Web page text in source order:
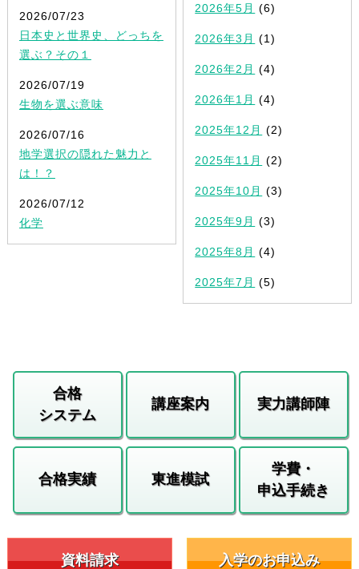
2026/07/23
日本史と世界史、どっちを
選ぶ？その１
2026/07/19
生物を選ぶ意味
2026/07/16
地学選択の隠れた魅力と
は！？
2026/07/12
化学
2026年5月 (6)
2026年3月 (1)
2026年2月 (4)
2026年1月 (4)
2025年12月 (2)
2025年11月 (2)
2025年10月 (3)
2025年9月 (3)
2025年8月 (4)
2025年7月 (5)
合格
システム
講座案内 実力講師陣
合格実績 東進模試
学費・
申込手続き
資料請求 入学のお申込み